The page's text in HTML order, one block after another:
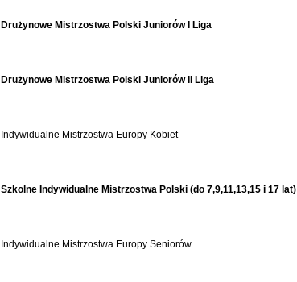
Drużynowe Mistrzostwa Polski Juniorów I Liga
Drużynowe Mistrzostwa Polski Juniorów II Liga
Indywidualne Mistrzostwa Europy Kobiet
Szkolne Indywidualne Mistrzostwa Polski (do 7,9,11,13,15 i 17 lat)
Indywidualne Mistrzostwa Europy Seniorów